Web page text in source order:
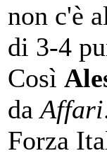
non c'è
di 3-4
Così
daAffari
Forza